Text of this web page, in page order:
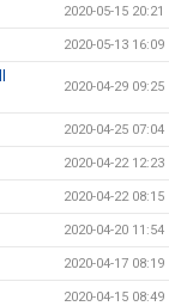
2020-05-15 20:21
2020-05-13 16:09
2020-04-29 09:25
2020-04-25 07:04
2020-04-22 12:23
2020-04-22 08:15
2020-04-20 11:54
2020-04-17 08:19
2020-04-15 08:49